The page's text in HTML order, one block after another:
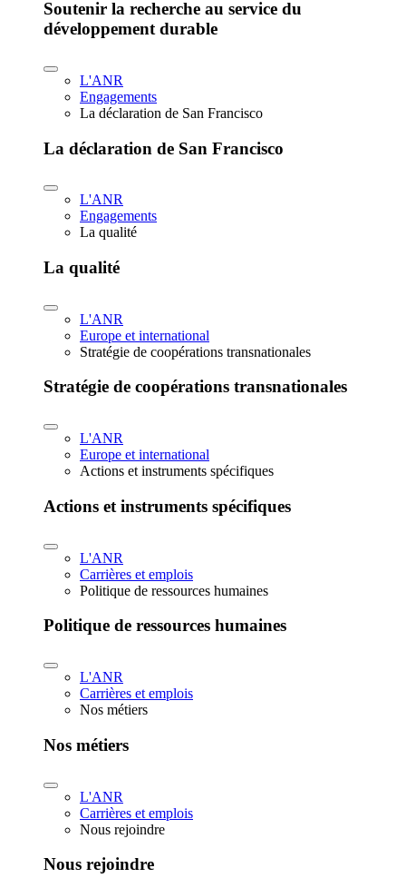
Soutenir la recherche au service du
développement durable
L'ANR
Engagements
La déclaration de San Francisco
La déclaration de San Francisco
L'ANR
Engagements
La qualité
La qualité
L'ANR
Europe et international
Stratégie de coopérations transnationales
Stratégie de coopérations transnationales
L'ANR
Europe et international
Actions et instruments spécifiques
Actions et instruments spécifiques
L'ANR
Carrières et emplois
Politique de ressources humaines
Politique de ressources humaines
L'ANR
Carrières et emplois
Nos métiers
Nos métiers
L'ANR
Carrières et emplois
Nous rejoindre
Nous rejoindre